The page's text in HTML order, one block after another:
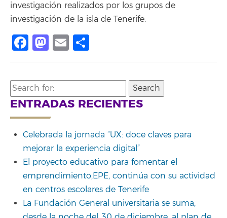
investigación realizados por los grupos de
investigación de la isla de Tenerife.
Facebook
Mastodon
Email
Search
for:
ENTRADAS RECIENTES
Celebrada la jornada “UX: doce claves para
mejorar la experiencia digital”
El proyecto educativo para fomentar el
emprendimiento,EPE, continúa con su actividad
en centros escolares de Tenerife
La Fundación General universitaria se suma,